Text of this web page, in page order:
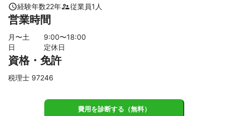
経験年数22年 従業員1 人
営業時間
月〜土 9:00〜18:00
日
定休日
資格・免許
税理士 97246
費用を診断する（無料）